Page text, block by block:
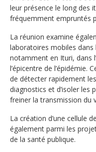
leur présence le long des
fréquemment empruntés
La réunion examine
laboratoires mobiles dans
notamment en Ituri, dans
l’épicentre de l’épidémie.
de détecter rapidement
diagnostics et d’isoler les
freiner la transmission du
La création d’une cellule
également parmi les
de la santé publique.